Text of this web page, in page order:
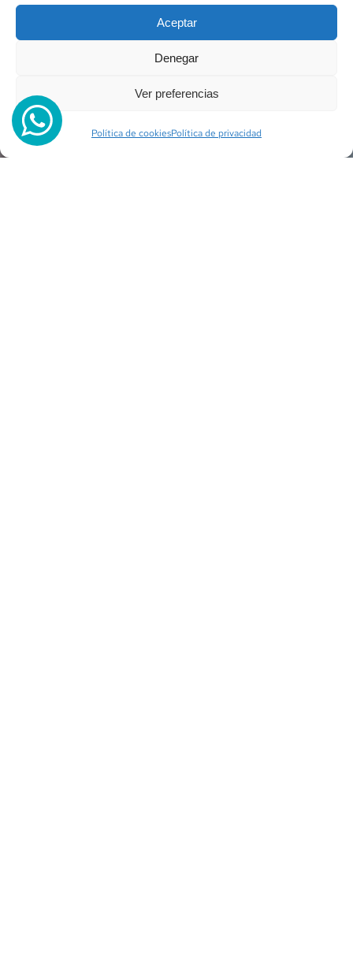
Aceptar
Denegar
Ver preferencias
Política de cookiesPolítica de privacidad